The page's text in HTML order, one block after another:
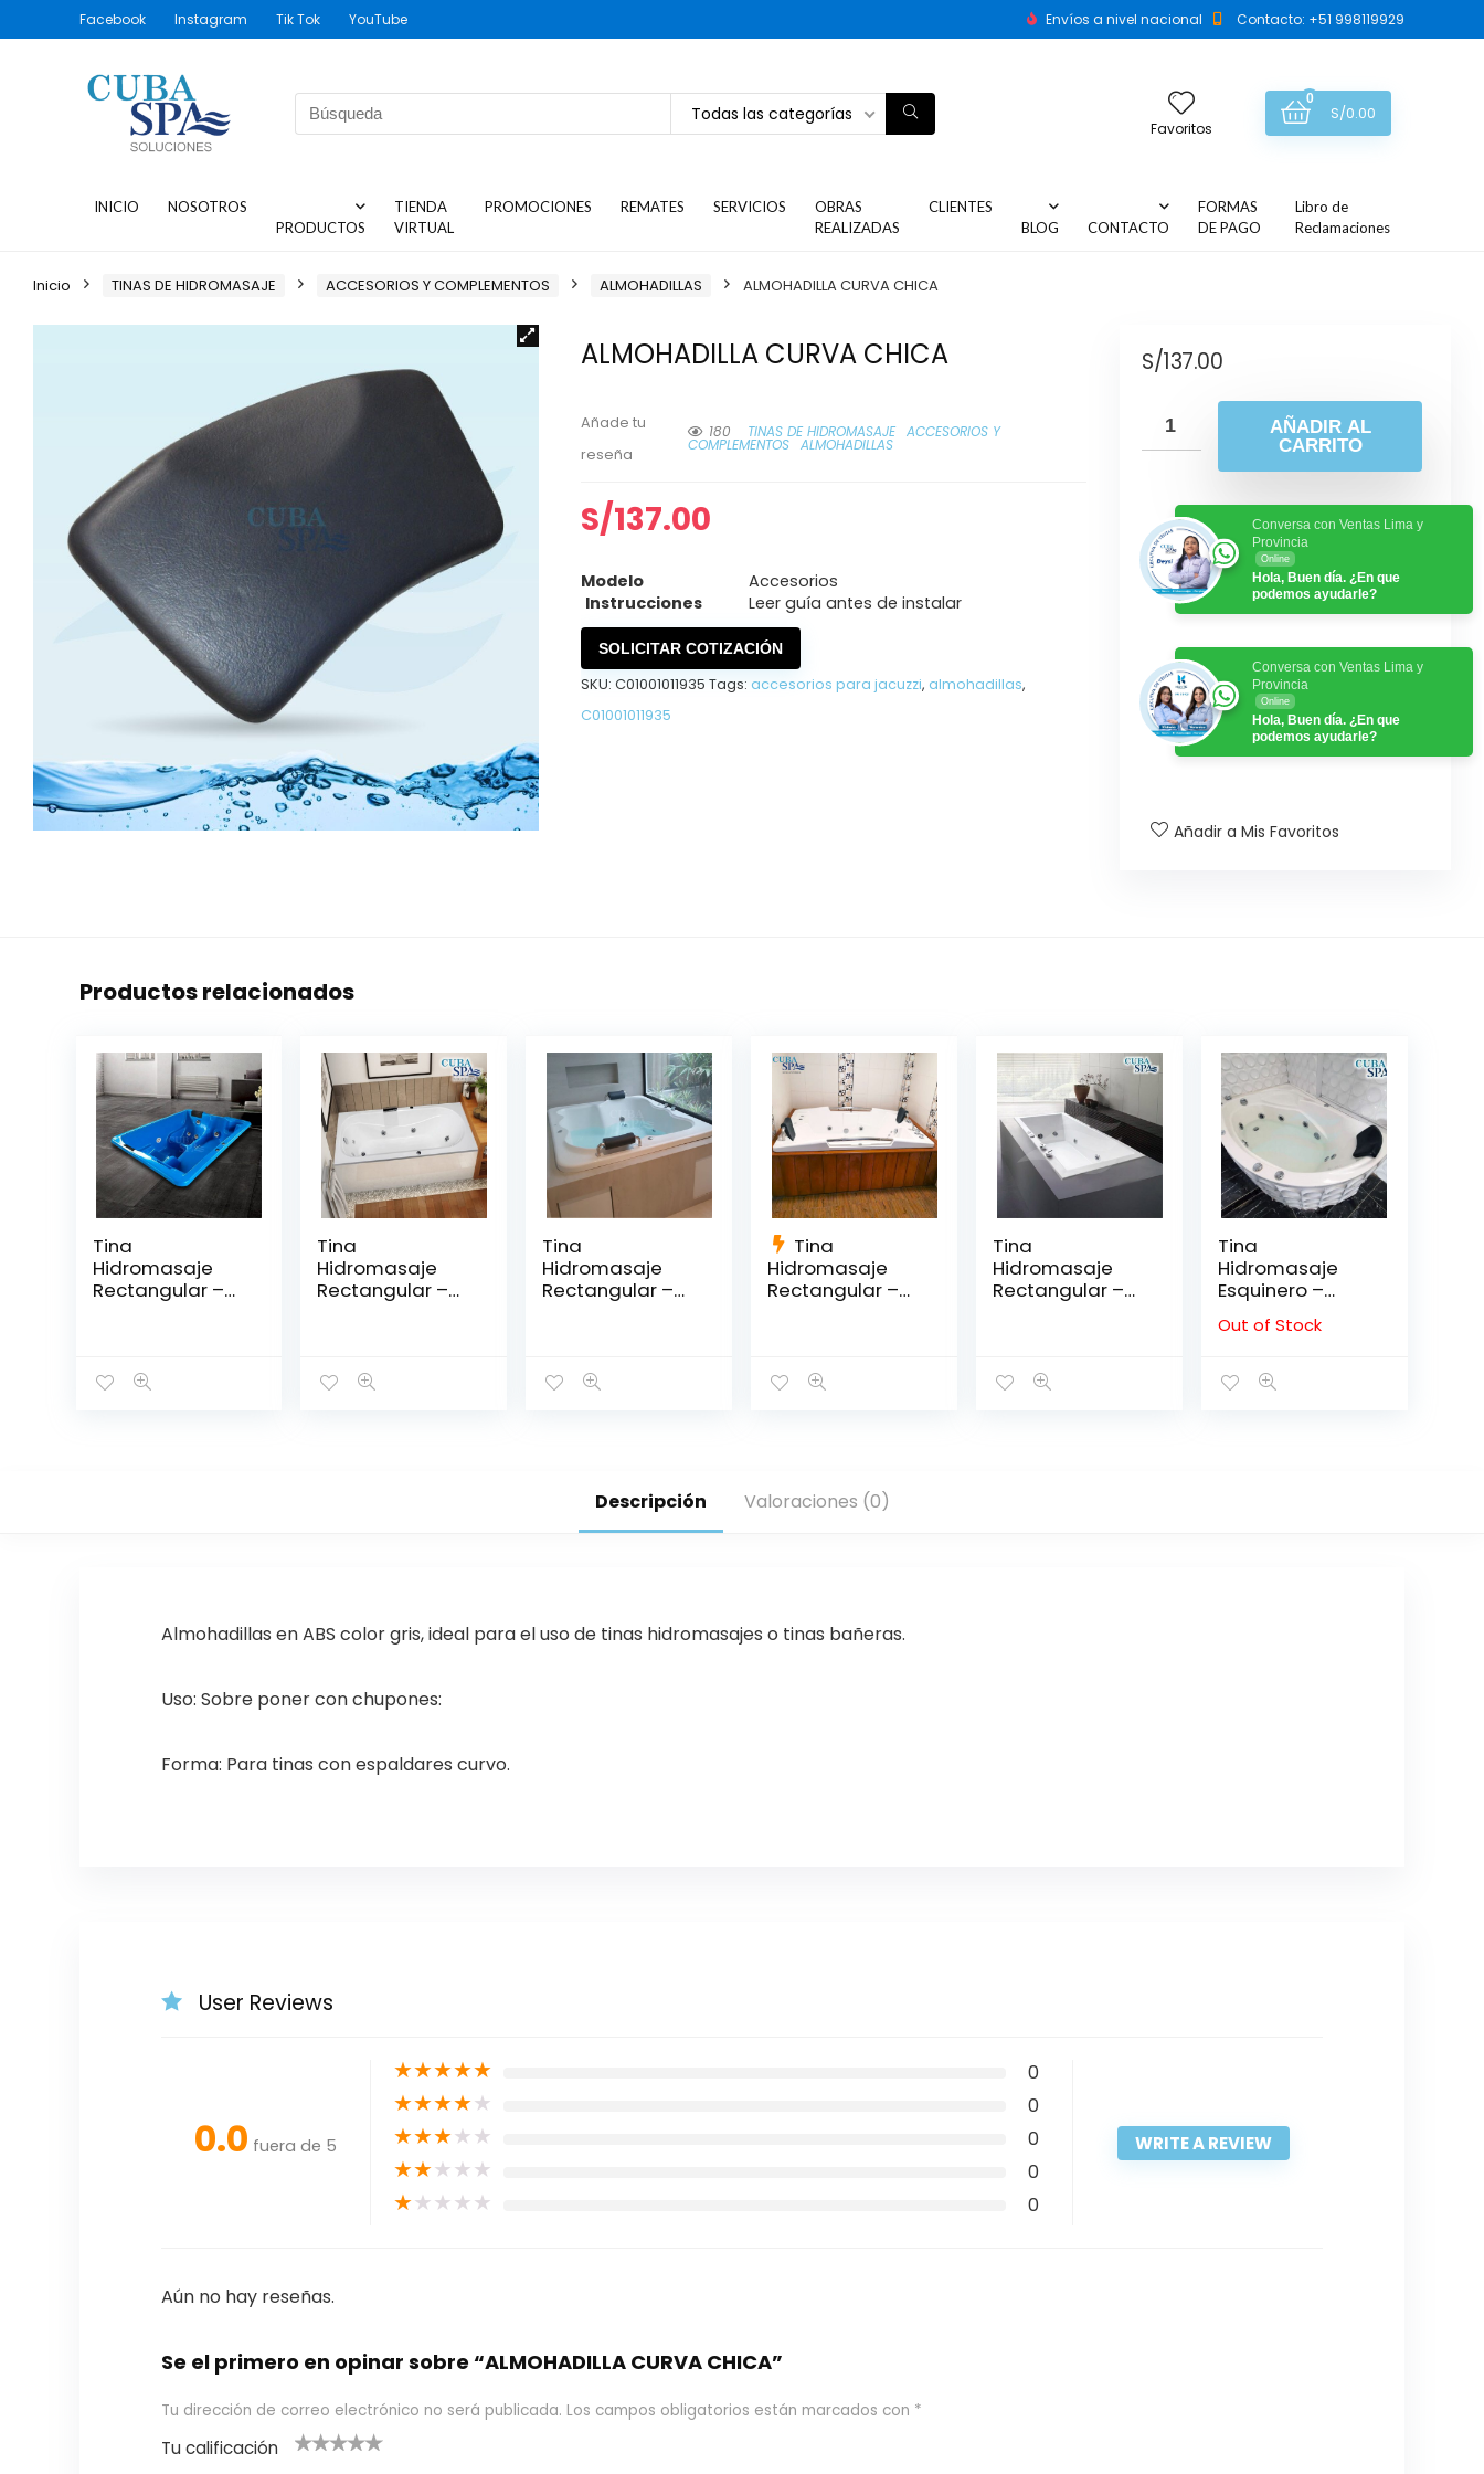
Facebook Instagram Tik Tok YouTube Envíos a nivel nacional Contacto: +51 998119929
Todas las categorías
Favoritos
0
S/0.00
INICIO
NOSOTROS
PRODUCTOS
TIENDA
VIRTUAL
PROMOCIONES REMATES SERVICIOS
OBRAS
REALIZADAS
CLIENTES
BLOG
CONTACTO
FORMAS
DE PAGO
Libro de
Reclamaciones
Inicio TINAS DE HIDROMASAJE ACCESORIOS Y COMPLEMENTOS ALMOHADILLAS ALMOHADILLA CURVA CHICA
ALMOHADILLA CURVA CHICA
Añade tu
reseña
180 TINAS DE HIDROMASAJE ACCESORIOS Y
COMPLEMENTOS ALMOHADILLAS
S/137.00
Modelo
Accesorios
Instrucciones
Leer guía antes de instalar
SOLICITAR COTIZACIÓN
SKU:C01001011935 Tags:accesorios para jacuzzi, almohadillas,
C01001011935
S/137.00
AÑADIR AL
CARRITO
Conversa con Ventas Lima y
Provincia
Online
Hola, Buen día. ¿En que
podemos ayudarle?
Conversa con Ventas Lima y
Provincia
Online
Hola, Buen día. ¿En que
podemos ayudarle?
Añadir a Mis Favoritos
Productos relacionados
Tina
Hidromasaje
Rectangular –
Tina
Hidromasaje
Rectangular –
Tina
Hidromasaje
Rectangular –
Tina
Hidromasaje
Rectangular –
Tina
Hidromasaje
Rectangular –
Tina
Hidromasaje
Esquinero –
RICHFORD
150*100
Out of Stock
Descripción Valoraciones (0)
Almohadillas en ABS color gris, ideal para el uso de tinas hidromasajes o tinas bañeras.
Uso: Sobre poner con chupones:
Forma: Para tinas con espaldares curvo.
User Reviews
0.0 fuera de 5
★★★★★ 0
★★★★★ 0
★★★★★ 0
★★★★★ 0
★★★★★ 0
WRITE A REVIEW
Aún no hay reseñas.
Se el primero en opinar sobre “ALMOHADILLA CURVA CHICA”
Tu dirección de correo electrónico no será publicada. Los campos obligatorios están marcados con *
Tu calificación